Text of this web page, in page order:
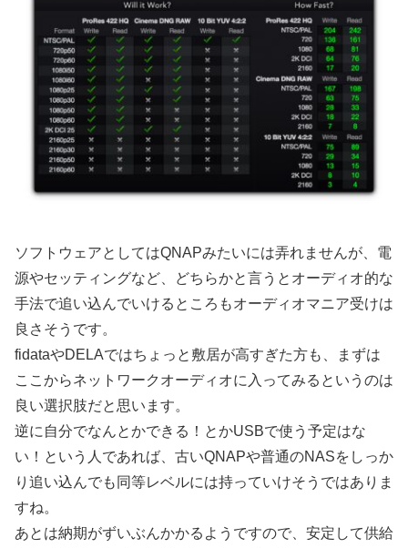
ソフトウェアとしてはQNAPみたいには弄れませんが、電
源やセッティングなど、どちらかと言うとオーディオ的な
手法で追い込んでいけるところもオーディオマニア受けは
良さそうです。
fidataやDELAではちょっと敷居が高すぎた方も、まずは
ここからネットワークオーディオに入ってみるというのは
良い選択肢だと思います。
逆に自分でなんとかできる！とかUSBで使う予定はな
い！という人であれば、古いQNAPや普通のNASをしっか
り追い込んでも同等レベルには持っていけそうではありま
すね。
あとは納期がずいぶんかかるようですので、安定して供給